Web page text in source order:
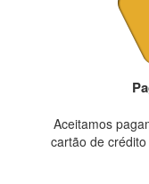
Aceitamos
cartão de